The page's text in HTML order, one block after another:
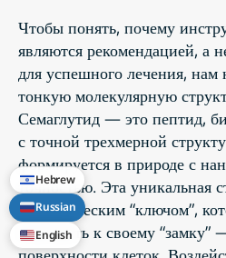
Чтобы понять, почему
являются рекомендацией, а
для успешного лечения, нам
тонкую молекулярную
Семаглутид — это пептид,
с точной трехмерной
формируется в природе с
точностью. Эта уникальная
биологическим “ключом”,
подходить к своему
Hebrew
Russian
English